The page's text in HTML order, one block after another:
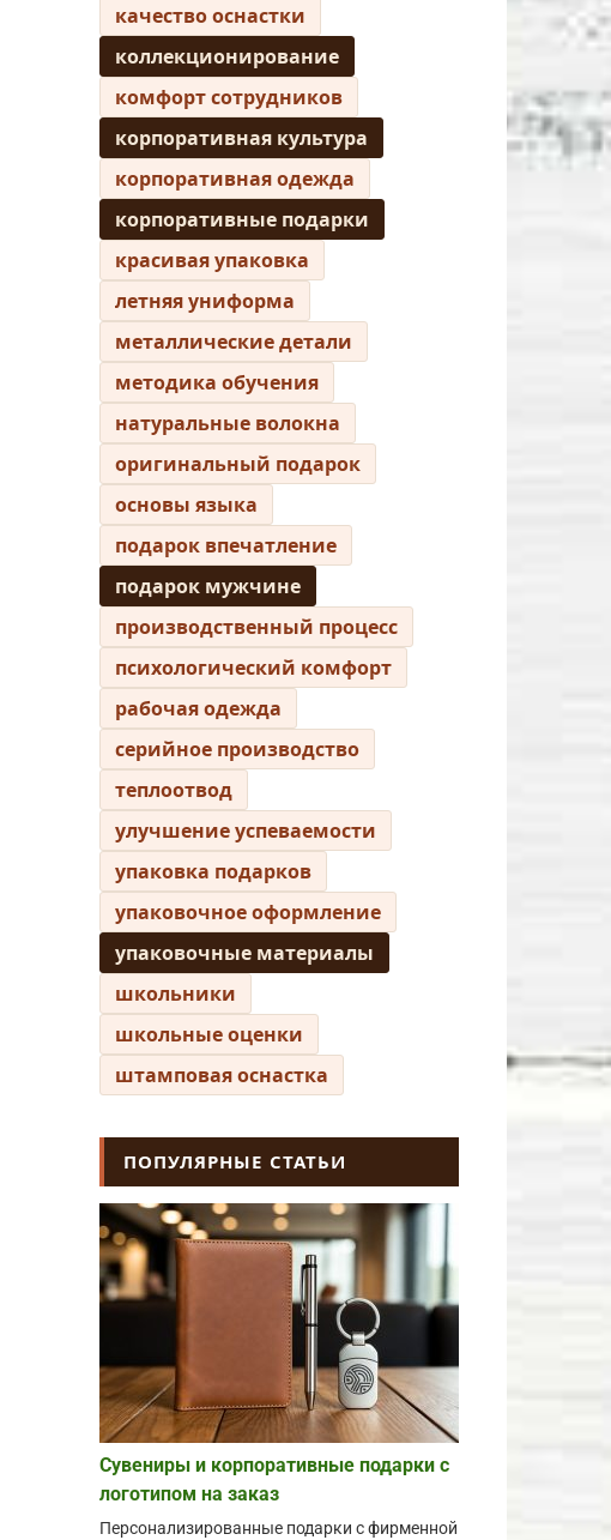
качество оснастки
коллекционирование
комфорт сотрудников
корпоративная культура
корпоративная одежда
корпоративные подарки
красивая упаковка
летняя униформа
металлические детали
методика обучения
натуральные волокна
оригинальный подарок
основы языка
подарок впечатление
подарок мужчине
производственный процесс
психологический комфорт
рабочая одежда
серийное производство
теплоотвод
улучшение успеваемости
упаковка подарков
упаковочное оформление
упаковочные материалы
школьники
школьные оценки
штамповая оснастка
ПОПУЛЯРНЫЕ СТАТЬИ
Сувениры и корпоративные подарки с
логотипом на заказ
Персонализированные подарки с фирменной